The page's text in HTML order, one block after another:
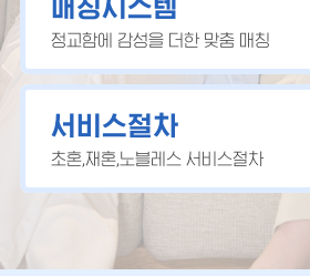
매칭시스템
정교함에 감성을 더한 맞춤 매칭
서비스절차
초혼,재혼,노블레스 서비스절차